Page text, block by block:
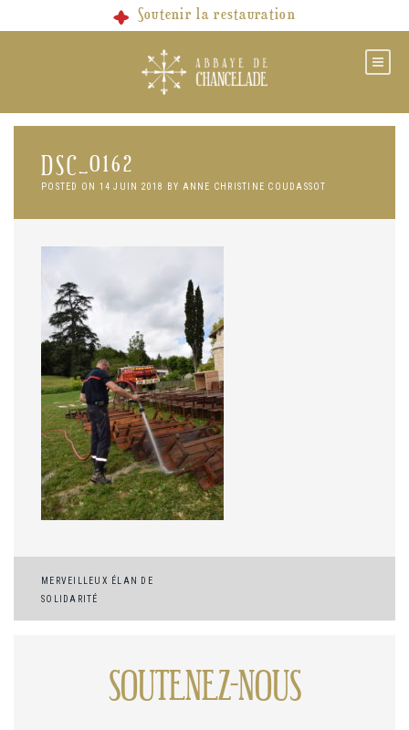
Soutenir la restauration
DSC_0162
POSTED ON 14 JUIN 2018 BY ANNE CHRISTINE COUDASSOT
Navigation
de
MERVEILLEUX ÉLAN DE
SOLIDARITÉ
SOUTENEZ-NOUS